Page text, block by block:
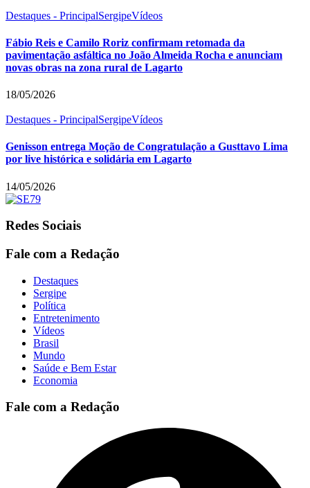
Destaques - PrincipalSergipeVídeos
Fábio Reis e Camilo Roriz confirmam retomada da
pavimentação asfáltica no João Almeida Rocha e anunciam
novas obras na zona rural de Lagarto
18/05/2026
Destaques - PrincipalSergipeVídeos
Genisson entrega Moção de Congratulação a Gusttavo Lima
por live histórica e solidária em Lagarto
14/05/2026
Redes Sociais
Fale com a Redação
Destaques
Sergipe
Política
Entretenimento
Vídeos
Brasil
Mundo
Saúde e Bem Estar
Economia
Fale com a Redação